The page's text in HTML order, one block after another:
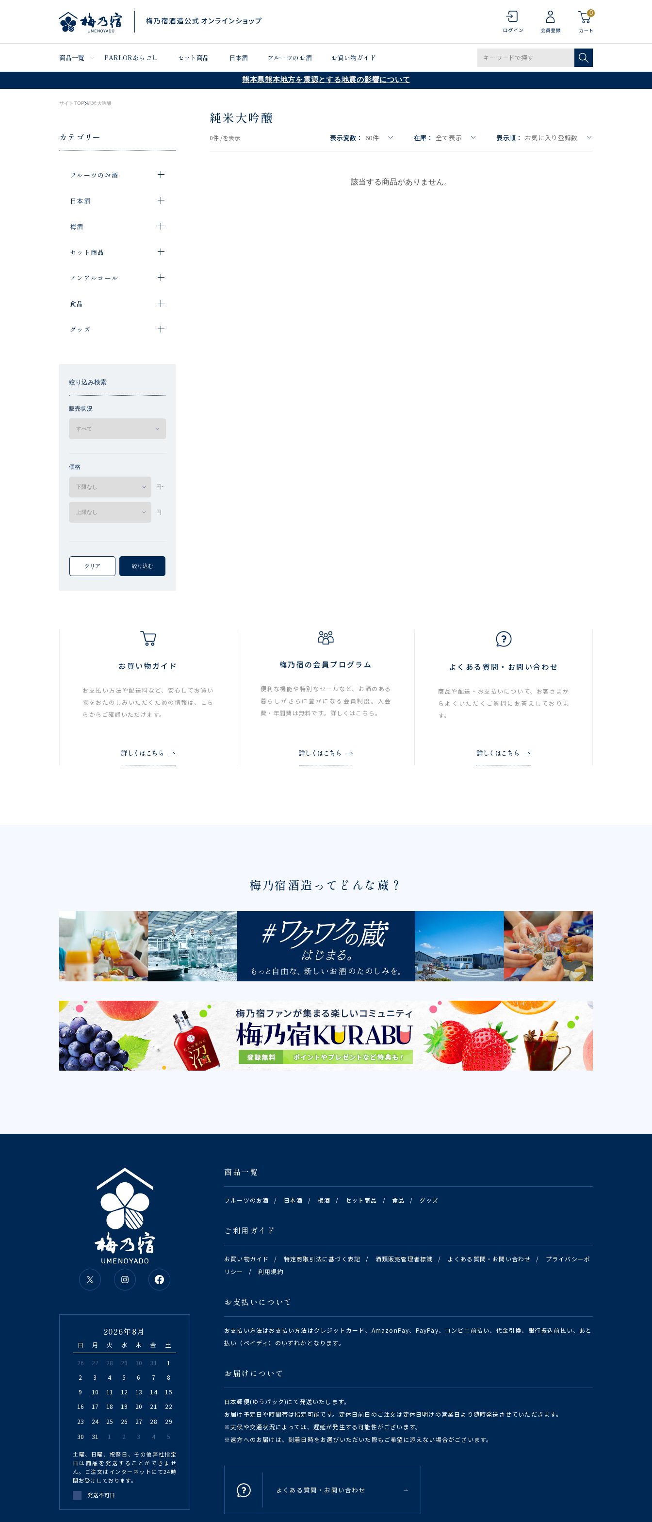
0
商品一覧 PARLORあらごし セット商品 日本酒 フルーツのお酒 お買い物ガイド
熊本県熊本地方を震源とする地震の影響について
サイトTOP 純米大吟醸
カテゴリー
フルーツのお酒
日本酒
梅酒
セット商品
ノンアルコール
食品
グッズ
絞り込み検索
販売状況
価格
円~
円
クリア 絞り込む
純米大吟醸
0件 /を表示 表示変数： 60件 在庫： 全て表示 表示順： お気に入り登録数
該当する商品がありません。
お買い物ガイド
お支払い方法や配送料など、安心してお買い
物をおたのしみいただくための情報は、こち
らからご確認いただけます。
詳しくはこちら
梅乃宿の会員プログラム
便利な機能や特別なセールなど、お酒のある
暮らしがさらに豊かになる会員制度。入会
費・年間費は無料です。詳しくはこちら。
詳しくはこちら
よくある質問・お問い合わせ
商品や配送・お支払いについて、お客さまか
らよくいただくご質問にお答えしておりま
す。
詳しくはこちら
梅乃宿酒造ってどんな蔵？
商品一覧
フルーツのお酒 / 日本酒 / 梅酒 / セット商品 / 食品 / グッズ
ご利用ガイド
お買い物ガイド / 特定商取引法に基づく表記 / 酒類販売管理者標識 / よくある質問・お問い合わせ /
プライバシーポ
リシー
/ 利用規約
お支払いについて
お支払い方法はお支払い方法はクレジットカード、AmazonPay、PayPay、コンビニ前払い、代金引換、銀行振込前払い、あと
払い（ペイディ）のいずれかとなります。
お届けについて
日本郵便(ゆうパック)にて発送いたします。
お届け予定日や時間帯は指定可能です。定休日前日のご注文は定休日明けの営業日より随時発送させていただきます。
※天候や交通状況によっては、遅延が発生する可能性がございます。
※遠方へのお届けは、到着日時をお選びいただいた際もご希望に添えない場合がございます。
よくある質問・お問い合わせ
2026年8月
日 月 火 水 木 金 土
26 27 28 29 30 31
1
2
3 4 5 6 7
8
9
10 11 12 13 14
15
16
17 18 19 20 21
22
23
24 25 26 27 28
29
30
31 1 2 3 4 5
土曜、日曜、祝祭日、その他弊社指定
日は商品を発送することができませ
ん。ご注文はインターネットにて24時
間お受けしております。
発送不可日